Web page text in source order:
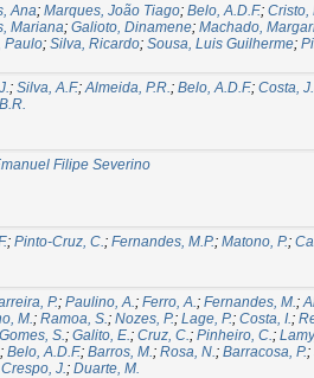
Ana; Marques, João Tiago; Belo, A.D.F.; Cristo,
Mariana; Galioto, Dinamene; Machado,
Paulo; Silva, Ricardo; Sousa, Luis Guilherme;
; Silva, A.F.;Almeida, P.R.; Belo, A.D.F.; Costa,
Filipe Severino
; Pinto-Cruz, C.; Fernandes, M.P.; Matono, P.;
P.; Paulino, A.; Ferro, A.; Fernandes, M.;
M.; Ramoa, S.; Nozes, P.; Lage, P.; Costa, I.;
Gomes, S.; Galito, E.; Cruz, C.; Pinheiro, C.;
; Belo, A.D.F.; Barros, M.; Rosa, N.; Barracosa, P.;
Crespo, J.; Duarte, M.